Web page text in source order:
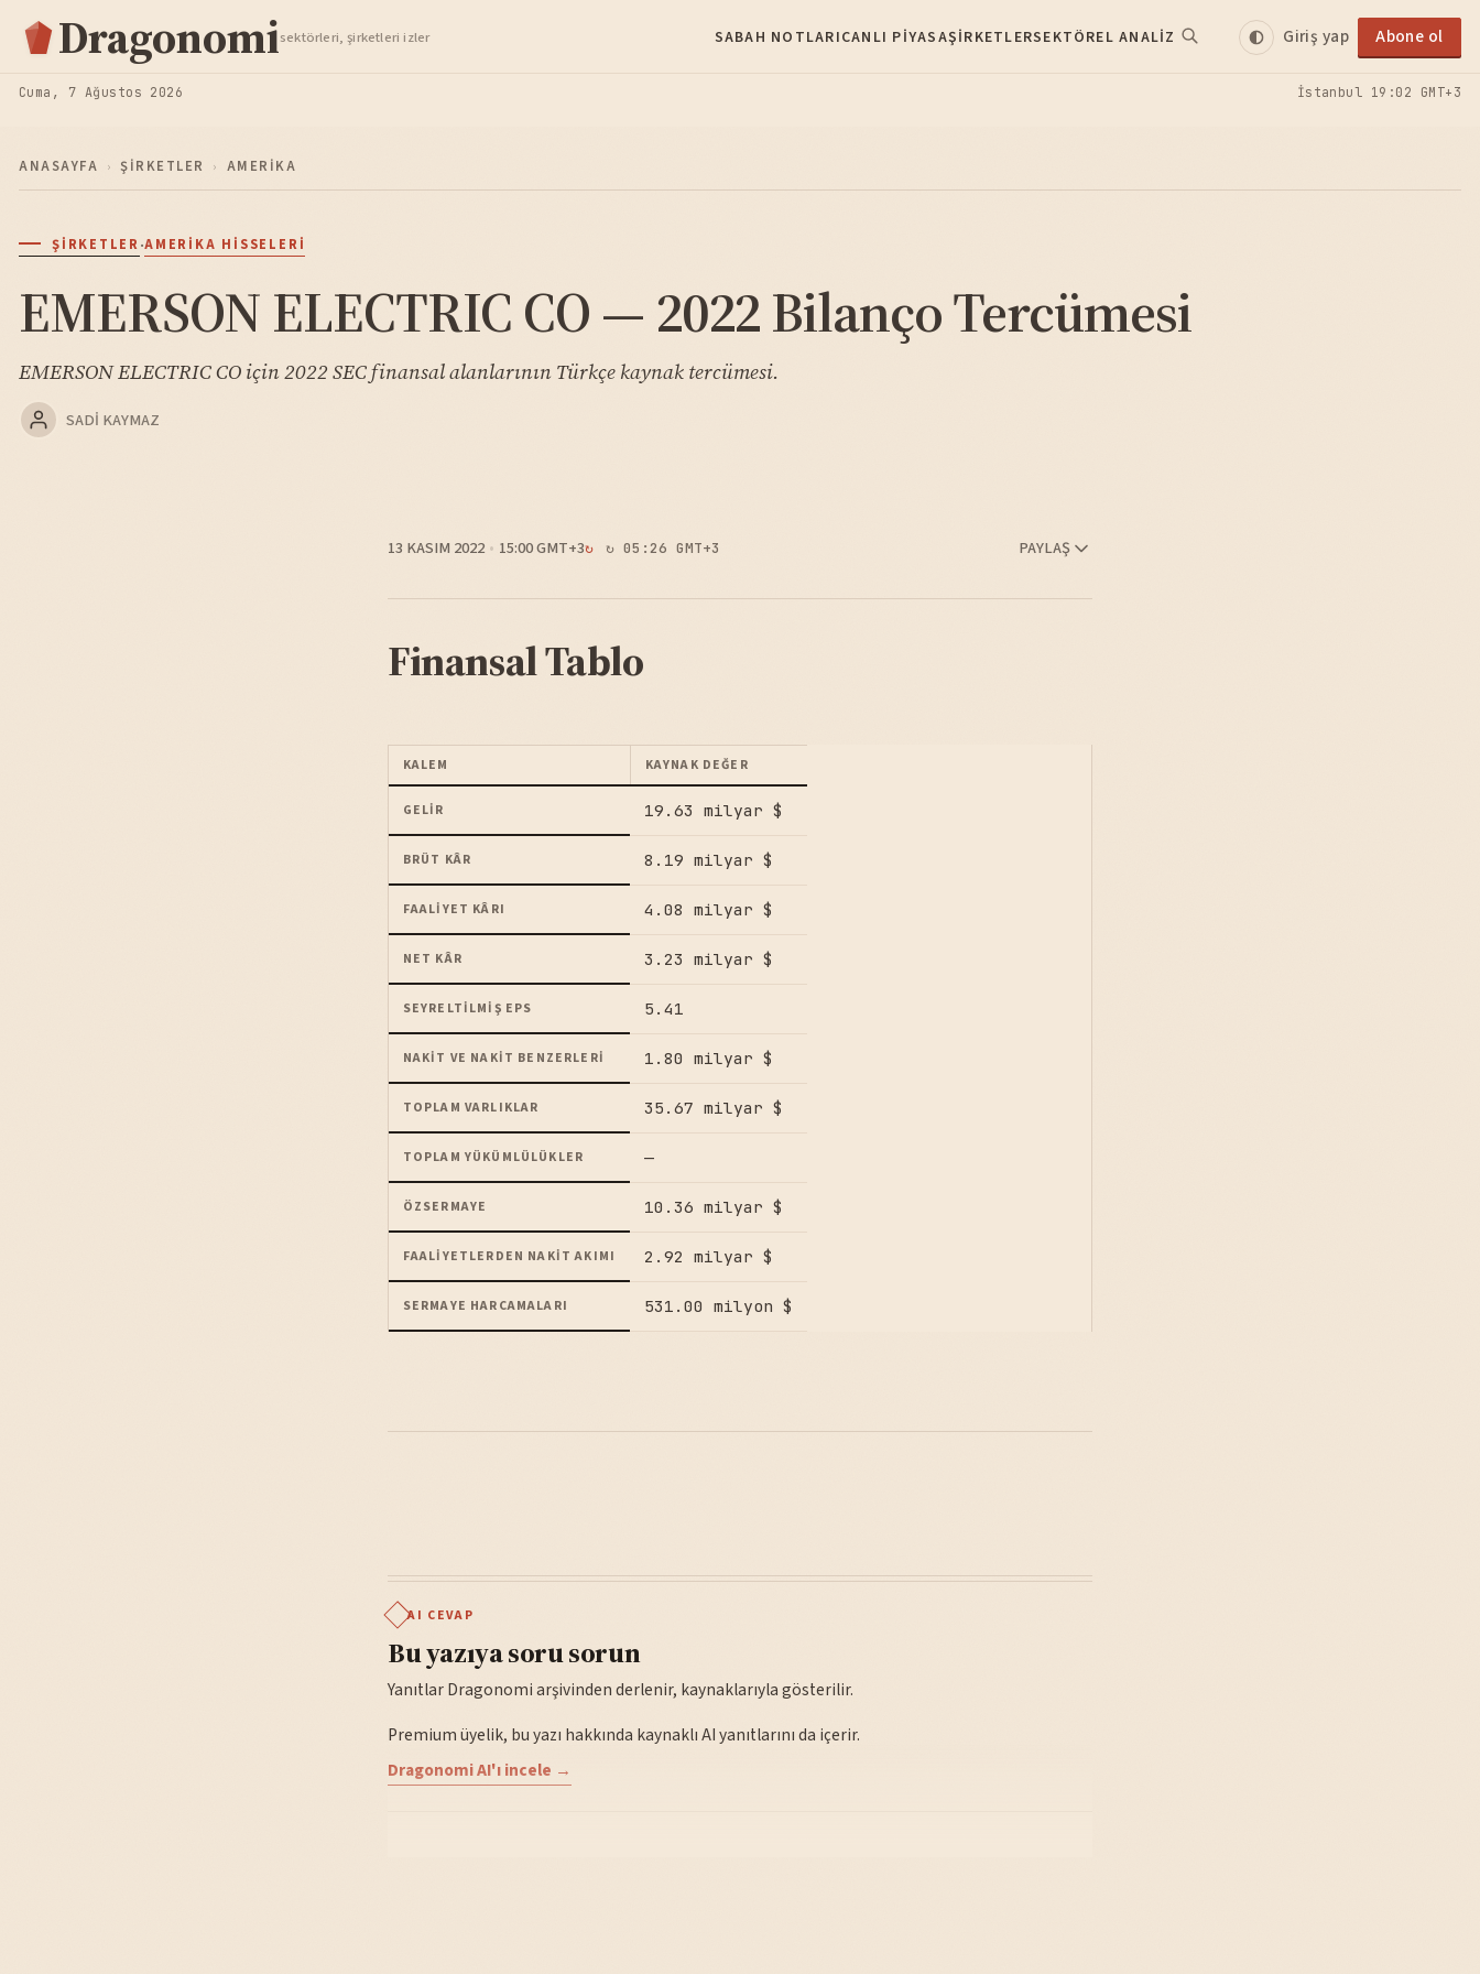
Dragonomisektörleri, şirketleri izler SABAH NOTLARICANLI PIYASAŞIRKETLERSEKTÖREL ANALIZ Giriş yap Abone ol
Cuma, 7 Ağustos 2026 İstanbul 19:02 GMT+3
ANASAYFA › ŞIRKETLER › AMERIKA
ŞIRKETLER·AMERIKA HISSELERI
EMERSON ELECTRIC CO — 2022 Bilanço Tercümesi
EMERSON ELECTRIC CO için 2022 SEC finansal alanlarının Türkçe kaynak tercümesi.
SADI KAYMAZ
13 KASIM 2022 15:00 GMT+3 ↻ 05:26 GMT+3 PAYLAŞ
Finansal Tablo
KALEM KAYNAK DEĞER
GELIR 19.63 milyar $
BRÜT KÂR 8.19 milyar $
FAALIYET KÂRI 4.08 milyar $
NET KÂR 3.23 milyar $
SEYRELTILMIŞ EPS 5.41
NAKIT VE NAKIT BENZERLERI 1.80 milyar $
TOPLAM VARLIKLAR 35.67 milyar $
TOPLAM YÜKÜMLÜLÜKLER —
ÖZSERMAYE 10.36 milyar $
FAALIYETLERDEN NAKIT AKIMI 2.92 milyar $
SERMAYE HARCAMALARI 531.00 milyon $
AI CEVAP
Bu yazıya soru sorun
Yanıtlar Dragonomi arşivinden derlenir, kaynaklarıyla gösterilir.
Premium üyelik, bu yazı hakkında kaynaklı AI yanıtlarını da içerir.
Dragonomi AI'ı incele →